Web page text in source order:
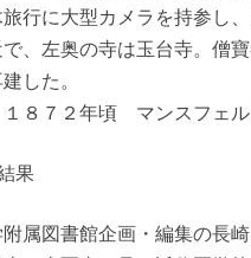
旅行に大型カメラを持参し
、左奥の寺は玉台寺。僧
した。
８７２年頃 マンスフェ
果
属図書館企画・編集の長